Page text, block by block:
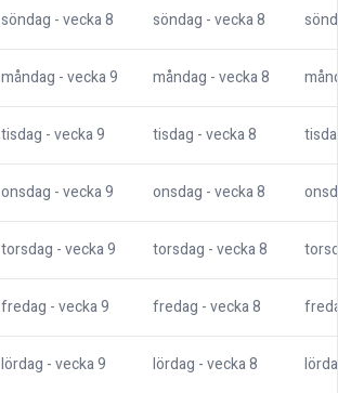
söndag - vecka8 söndag - vecka8
måndag - vecka9 måndag - vecka8
tisdag - vecka9 tisdag - vecka8
onsdag - vecka9 onsdag - vecka8
torsdag - vecka9 torsdag - vecka8
fredag - vecka9 fredag - vecka8
lördag - vecka9 lördag - vecka8